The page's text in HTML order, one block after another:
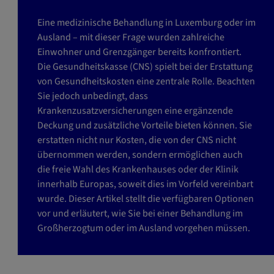
Eine medizinische Behandlung in Luxemburg oder im
Ausland – mit dieser Frage wurden zahlreiche
Einwohner und Grenzgänger bereits konfrontiert.
Die Gesundheitskasse (CNS) spielt bei der Erstattung
von Gesundheitskosten eine zentrale Rolle. Beachten
Sie jedoch unbedingt, dass
Krankenzusatzversicherungen eine ergänzende
Deckung und zusätzliche Vorteile bieten können. Sie
erstatten nicht nur Kosten, die von der CNS nicht
übernommen werden, sondern ermöglichen auch
die freie Wahl des Krankenhauses oder der Klinik
innerhalb Europas, soweit dies im Vorfeld vereinbart
wurde. Dieser Artikel stellt die verfügbaren Optionen
vor und erläutert, wie Sie bei einer Behandlung im
Großherzogtum oder im Ausland vorgehen müssen.